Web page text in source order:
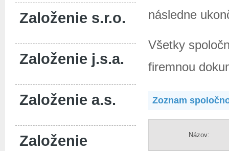
Založenie s.r.o.
Založenie j.s.a.
Založenie a.s.
Založenie
následne
Všetky
firemnou
Zoznam
Názov: